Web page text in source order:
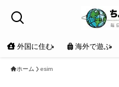
外国に住む 海外で遊ぶ
ホーム esim